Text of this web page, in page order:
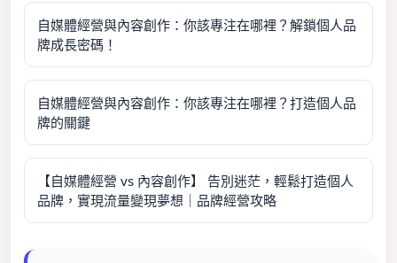
自媒體經營與內容創作：你該專注在哪裡？解鎖個人品
牌成長密碼！
自媒體經營與內容創作：你該專注在哪裡？打造個人品
牌的關鍵
【自媒體經營 vs 內容創作】 告別迷茫，輕鬆打造個人
品牌，實現流量變現夢想｜品牌經營攻略